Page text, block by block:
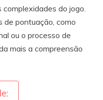
do jogo.
de pontuação, como
ou o processo de
mais a compreensão